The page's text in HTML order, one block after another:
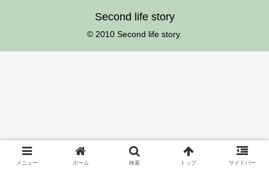
Second life story
© 2010 Second life story.
メニュー ホーム 検索 トップ サイドバー